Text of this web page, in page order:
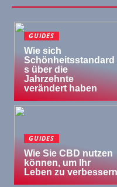
GUIDES
Wie sich
Schönheitsstandard
s über die
Jahrzehnte
verändert haben
GUIDES
Wie Sie CBD nutzen
können, um Ihr
Leben zu verbessern